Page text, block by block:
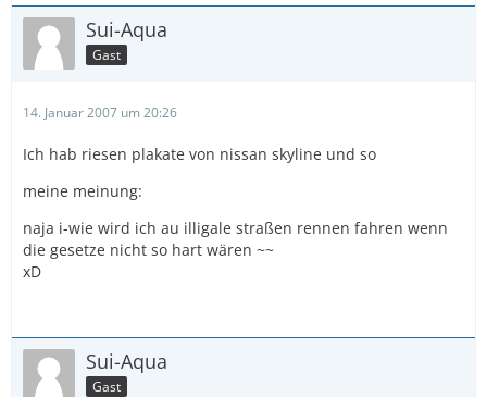
Sui-Aqua
Gast
14. Januar 2007 um 20:26
Ich hab riesen plakate von nissan skyline und so
meine meinung:
naja i-wie wird ich au illigale straßen rennen fahren wenn
die gesetze nicht so hart wären ~~
xD
Sui-Aqua
Gast